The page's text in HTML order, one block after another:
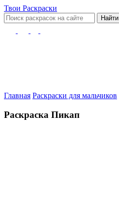
Твои Раскраски
Найти
Главная Раскраски для мальчиков
Раскраска Пикап